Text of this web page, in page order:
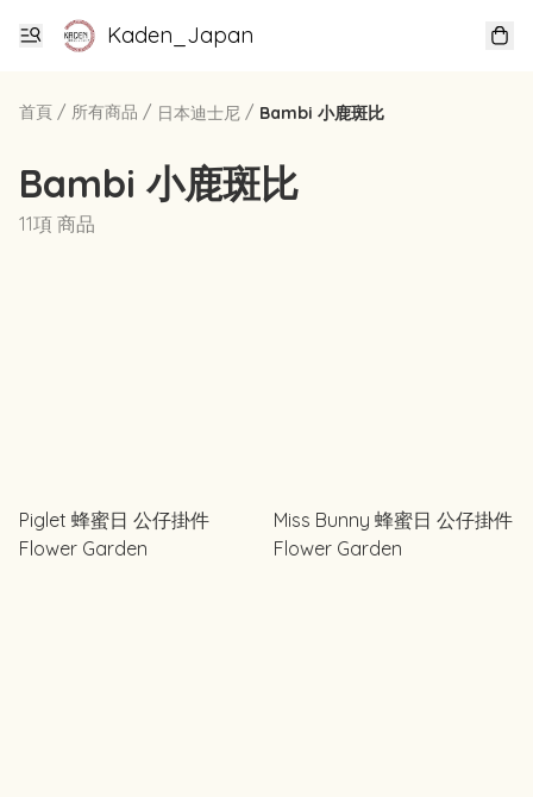
Kaden_Japan
首頁 / 所有商品 / 日本迪士尼 / Bambi 小鹿斑比
Bambi 小鹿斑比
11項 商品
Piglet 蜂蜜日 公仔掛件
Flower Garden
Miss Bunny 蜂蜜日 公仔掛件
Flower Garden